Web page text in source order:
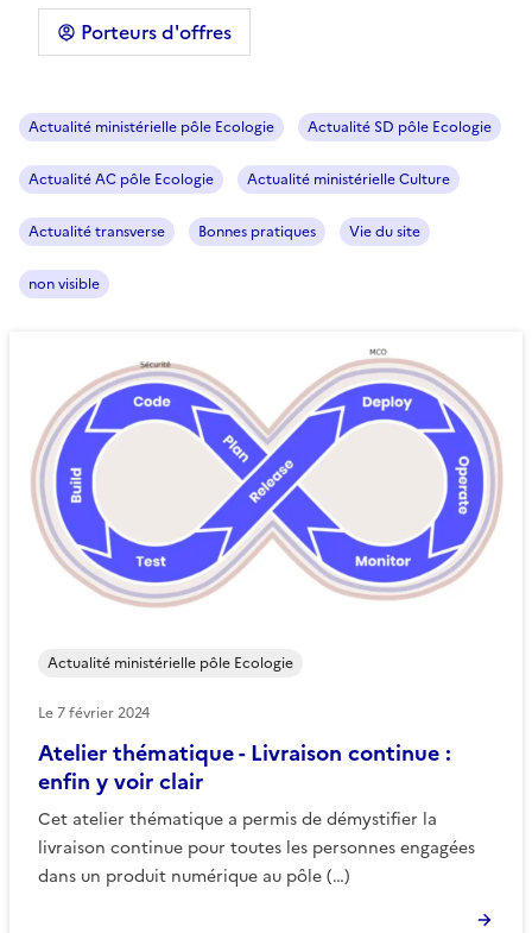
Porteurs d'offres
Actualité ministérielle pôle Ecologie Actualité SD pôle Ecologie
Actualité AC pôle Ecologie Actualité ministérielle Culture
Actualité transverse Bonnes pratiques Vie du site
non visible
Atelier thématique - Livraison continue :
enfin y voir clair
Cet atelier thématique a permis de démystifier la
livraison continue pour toutes les personnes engagées
dans un produit numérique au pôle (…)
Actualité ministérielle pôle Ecologie
Le7 février 2024